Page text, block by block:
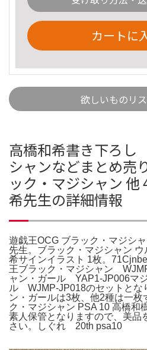
カートに
欲しいものリ
高橋和希書き下ろ
シャンなどまとめ売
ック・マジシャン 他
希先生の詳細情報
遊戯王OCG ブラック・マジシ
先生。ブラック・マジシャン
希サインイラスト 1枚。
王ブラック・マジシャン
ャン・ガール YAP1-JP006マ
ル WJMP-JP018のセットとな
ン・ガールは3枚、他2種は一枚
ク・マジシャン PSA 10 高橋和
素人保管となりますので、美品
さい。しぐれ 20th psa10